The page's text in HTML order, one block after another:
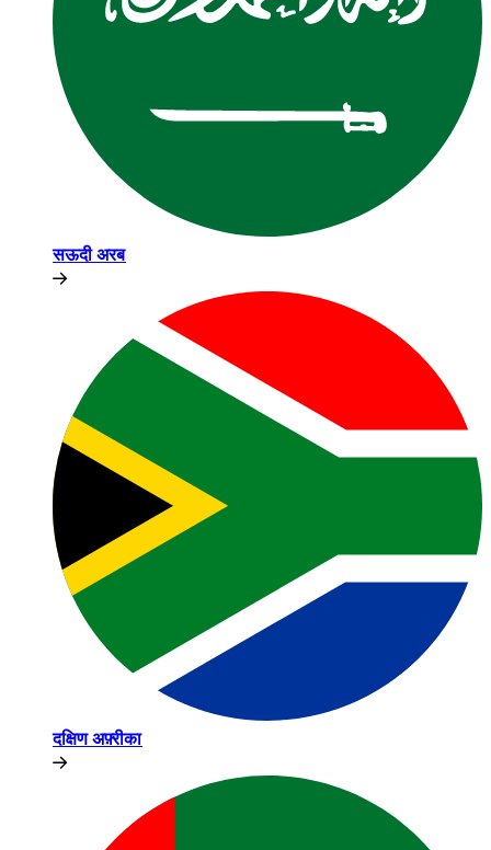
सऊदी अरब​​
दक्षिण अफ़्रीका​​